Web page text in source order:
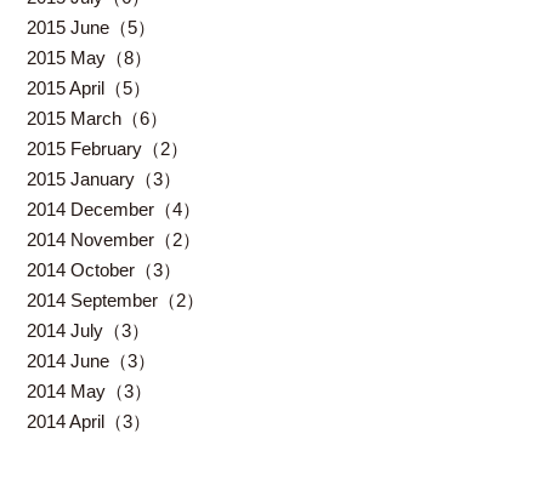
2015 June（5）
2015 May（8）
2015 April（5）
2015 March（6）
2015 February（2）
2015 January（3）
2014 December（4）
2014 November（2）
2014 October（3）
2014 September（2）
2014 July（3）
2014 June（3）
2014 May（3）
2014 April（3）